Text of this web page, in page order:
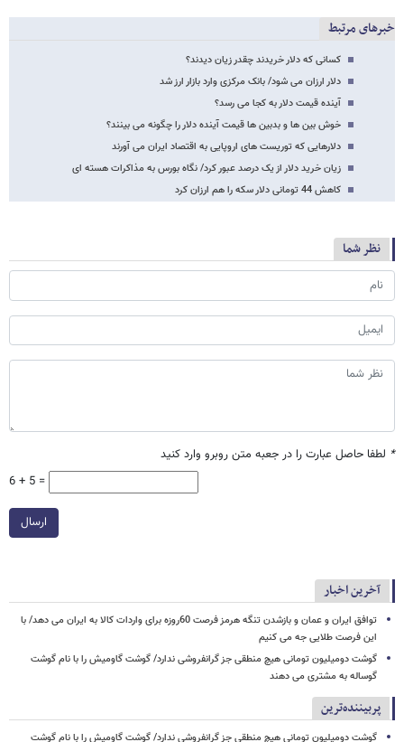
خبرهای مرتبط
کسانی که دلار خریدند چقدر زیان دیدند؟
دلار ارزان می شود/ بانک مرکزی وارد بازار ارز شد
آینده قیمت دلار به کجا می رسد؟
خوش بین ها و بدبین ها قیمت آینده دلار را چگونه می بینند؟
دلارهایی که توریست های اروپایی به اقتصاد ایران می آورند
زیان خرید دلار از یک درصد عبور کرد/ نگاه بورس به مذاکرات هسته ای
کاهش 44 تومانی دلار سکه را هم ارزان کرد
نظر شما
* لطفا حاصل عبارت را در جعبه متن روبرو وارد کنید
6 + 5 =
ارسال
آخرین اخبار
توافق ایران و عمان و بازشدن تنگه هرمز فرصت 60روزه برای واردات کالا به ایران می دهد/ با
این فرصت طلایی جه می کنیم
گوشت دومیلیون تومانی هیچ منطقی جز گرانفروشی ندارد/ گوشت گاومیش را با نام گوشت
گوساله به مشتری می دهند
پربیننده‌ترین
گوشت دومیلیون تومانی هیچ منطقی جز گرانفروشی ندارد/ گوشت گاومیش را با نام گوشت